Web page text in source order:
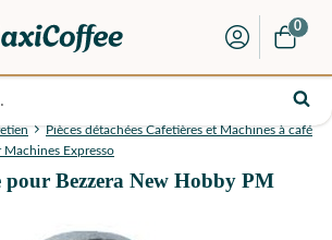
0
Pièces détachées Cafetières et Machines à café
Machines Expresso
pour Bezzera New Hobby PM